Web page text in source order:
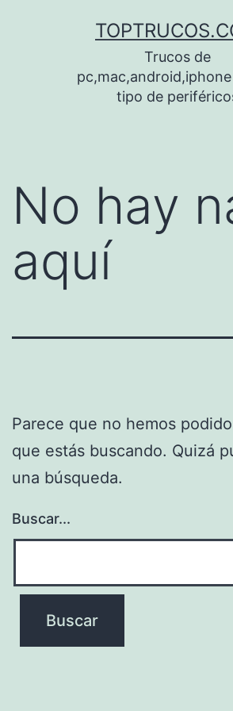
Trucos de
tipo de
No hay
aquí
Parece que no hemos
que estás buscando. Quizá
una búsqueda.
Buscar...